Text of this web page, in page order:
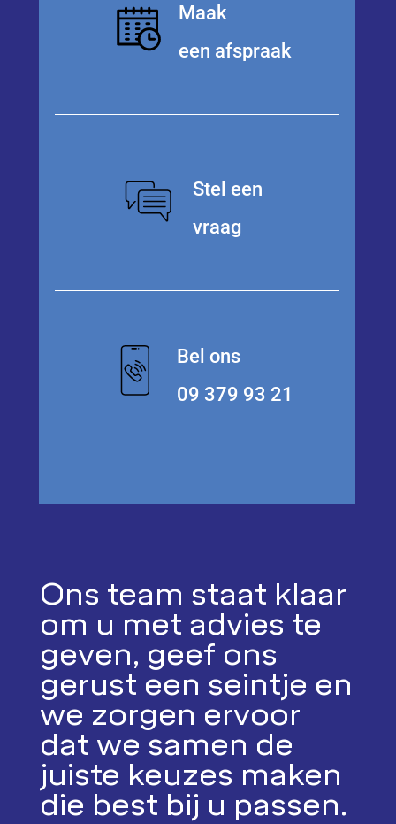
Maak
een afspraak
Stel een
vraag
Bel ons
09 379 93 21
Ons team staat klaar
om u met advies te
geven, geef ons
gerust een seintje en
we zorgen ervoor
dat we samen de
juiste keuzes maken
die best bij u passen.